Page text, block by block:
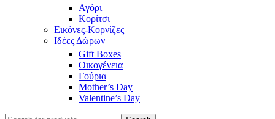
Αγόρι
Κορίτσι
Εικόνες-Κορνίζες
Ιδέες Δώρων
Gift Boxes
Οικογένεια
Γούρια
Mother’s Day
Valentine’s Day